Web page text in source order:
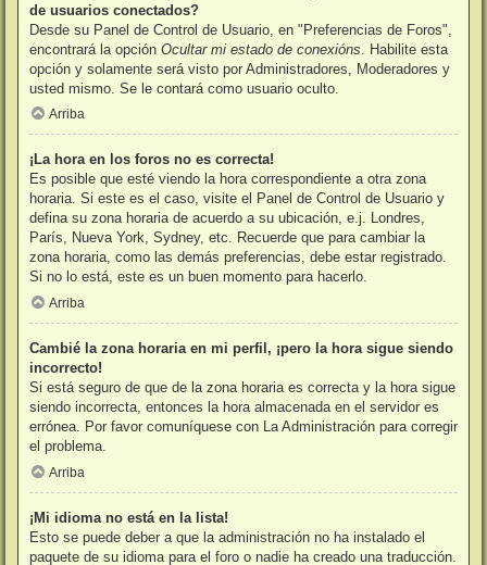
de usuarios conectados?
Desde su Panel de Control de Usuario, en "Preferencias de Foros",
encontrará la opción Ocultar mi estado de conexións . Habilite esta
opción y solamente será visto por Administradores, Moderadores y
usted mismo. Se le contará como usuario oculto.
Arriba
¡La hora en los foros no es correcta!
Es posible que esté viendo la hora correspondiente a otra zona
horaria. Si este es el caso, visite el Panel de Control de Usuario y
defina su zona horaria de acuerdo a su ubicación, e.j. Londres,
París, Nueva York, Sydney, etc. Recuerde que para cambiar la
zona horaria, como las demás preferencias, debe estar registrado.
Si no lo está, este es un buen momento para hacerlo.
Arriba
Cambié la zona horaria en mi perfil, ¡pero la hora sigue siendo
incorrecto!
Si está seguro de que de la zona horaria es correcta y la hora sigue
siendo incorrecta, entonces la hora almacenada en el servidor es
errónea. Por favor comuníquese con La Administración para corregir
el problema.
Arriba
¡Mi idioma no está en la lista!
Esto se puede deber a que la administración no ha instalado el
paquete de su idioma para el foro o nadie ha creado una traducción.